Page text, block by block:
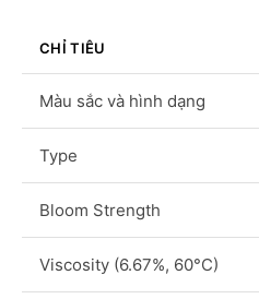
CHỈ TIÊU
Màu sắc và hình dạng
Type
Bloom Strength
Viscosity (6.67%, 60°C)